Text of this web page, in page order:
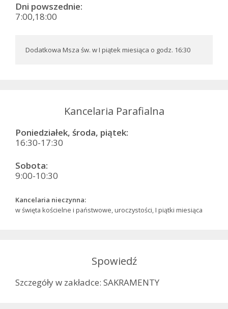
Dni powszednie:
7:00,18:00
Dodatkowa Msza św. w I piątek miesiąca o godz. 16:30
Kancelaria Parafialna
Poniedziałek, środa, piątek:
16:30-17:30
Sobota:
9:00-10:30
Kancelaria nieczynna:
w święta kościelne i państwowe, uroczystości, I piątki miesiąca
Spowiedź
Szczegóły w zakładce: SAKRAMENTY